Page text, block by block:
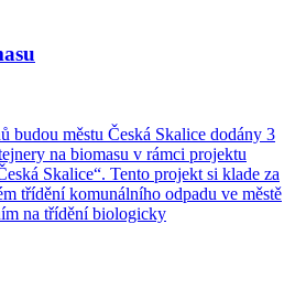
budou městu Česká Skalice dodány 3
na biomasu v rámci projektu
Skalice“. Tento projekt si klade za
třídění komunálního odpadu ve městě
na třídění biologicky